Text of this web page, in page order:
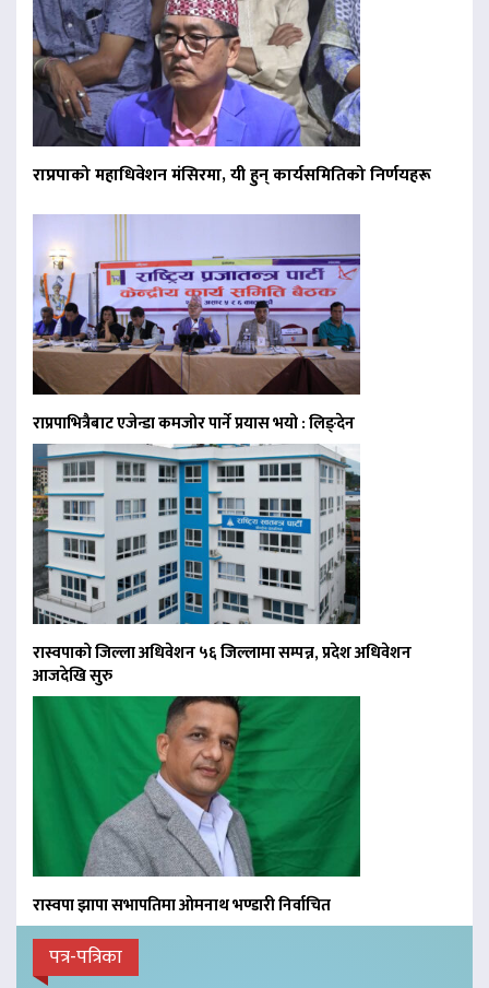
राप्रपाको महाधिवेशन मंसिरमा, यी हुन् कार्यसमितिको निर्णयहरू
राप्रपाभित्रैबाट एजेन्डा कमजोर पार्ने प्रयास भयो : लिङ्देन
रास्वपाको जिल्ला अधिवेशन ५६ जिल्लामा सम्पन्न, प्रदेश अधिवेशन
आजदेखि सुरु
रास्वपा झापा सभापतिमा ओमनाथ भण्डारी निर्वाचित
पत्र-पत्रिका